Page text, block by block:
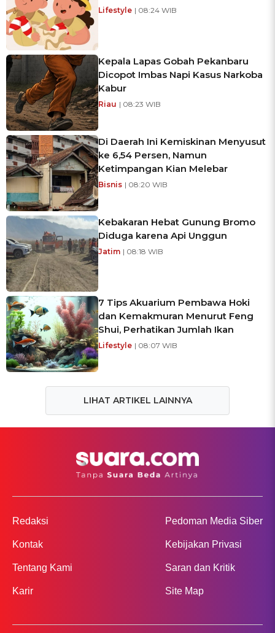
Lifestyle | 08:24 WIB
Kepala Lapas Gobah Pekanbaru
Dicopot Imbas Napi Kasus Narkoba
Kabur
Riau | 08:23 WIB
Di Daerah Ini Kemiskinan Menyusut
ke 6,54 Persen, Namun
Ketimpangan Kian Melebar
Bisnis | 08:20 WIB
Kebakaran Hebat Gunung Bromo
Diduga karena Api Unggun
Jatim | 08:18 WIB
7 Tips Akuarium Pembawa Hoki
dan Kemakmuran Menurut Feng
Shui, Perhatikan Jumlah Ikan
Lifestyle | 08:07 WIB
LIHAT ARTIKEL LAINNYA
Redaksi
Kontak
Tentang Kami
Karir
Pedoman Media Siber
Kebijakan Privasi
Saran dan Kritik
Site Map